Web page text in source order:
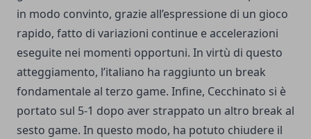
in modo convinto, grazie all’espressione di un gioco
rapido, fatto di variazioni continue e accelerazioni
eseguite nei momenti opportuni. In virtù di questo
atteggiamento, l’italiano ha raggiunto un break
fondamentale al terzo game. Infine, Cecchinato si è
portato sul 5-1 dopo aver strappato un altro break al
sesto game. In questo modo, ha potuto chiudere il